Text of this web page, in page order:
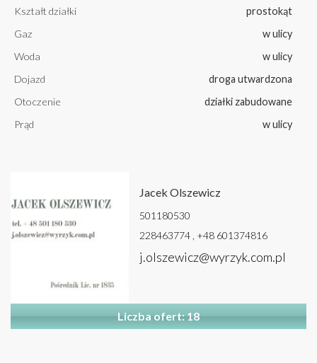
Kształt działki
prostokąt
Gaz
w ulicy
Woda
w ulicy
Dojazd
droga utwardzona
Otoczenie
działki zabudowane
Prąd
w ulicy
Jacek Olszewicz
501180530
228463774 , +48 601374816
j.olszewicz@wyrzyk.com.pl
Liczba ofert: 18